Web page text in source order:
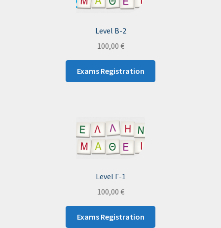
Level B-2
100,00 €
Exams Registration
Level Γ-1
100,00 €
Exams Registration